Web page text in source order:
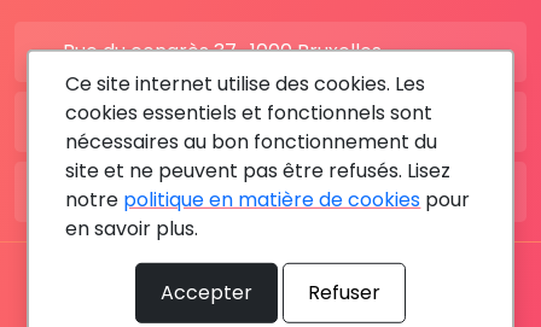
Rue du congrès 37 , 1000 Bruxelles
BE: +32 28080227
FR: +33 183642895
Tous les droits sont réservés © 2026 RDV MÉDICAL By
MediaSatCom
Ce site internet utilise des cookies. Les
cookies essentiels et fonctionnels sont
nécessaires au bon fonctionnement du
site et ne peuvent pas être refusés. Lisez
notre politique en matière de cookies pour
en savoir plus.
Accepter Refuser